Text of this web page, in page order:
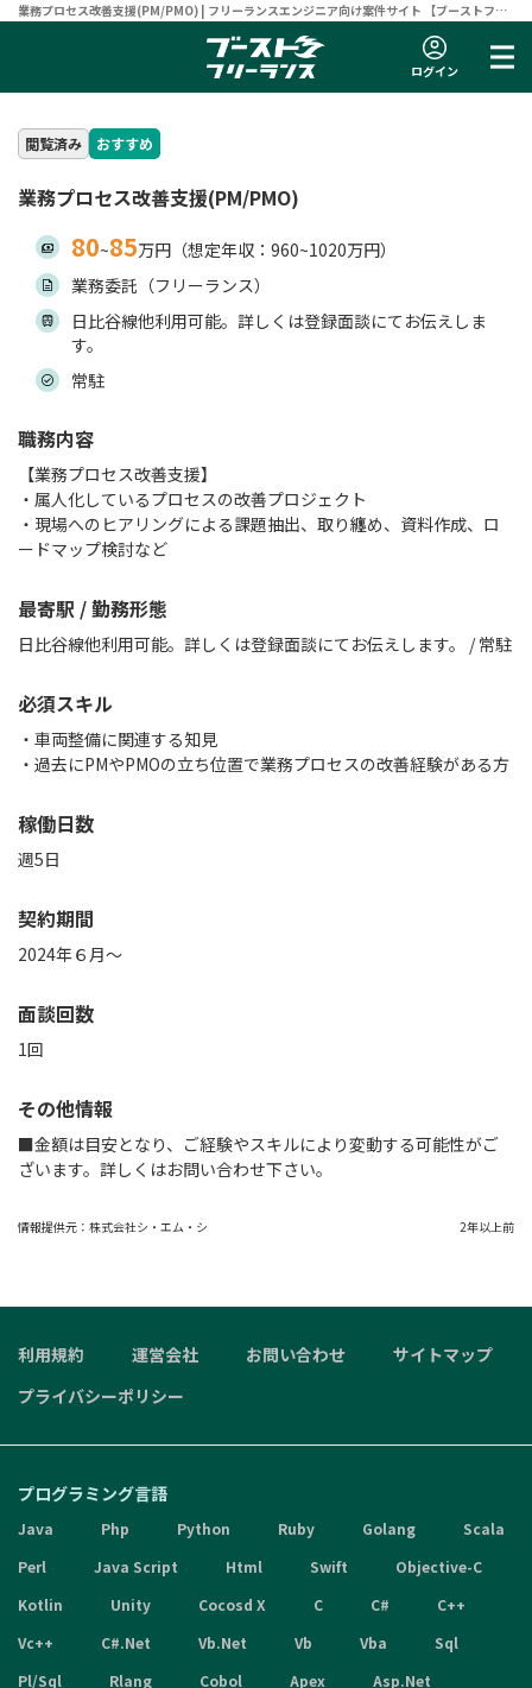
業務プロセス改善支援(PM/PMO) | フリーランスエンジニア向け案件サイト 【ブーストフリ
ログイン
閲覧済み おすすめ
業務プロセス改善支援(PM/PMO)
80~85万円（想定年収：960~1020万円）
業務委託（フリーランス）
日比谷線他利用可能。詳しくは登録面談にてお伝えしま
す。
常駐
職務内容
【業務プロセス改善支援】
・属人化しているプロセスの改善プロジェクト
・現場へのヒアリングによる課題抽出、取り纏め、資料作成、ロ
ードマップ検討など
最寄駅 / 勤務形態
日比谷線他利用可能。詳しくは登録面談にてお伝えします。 / 常駐
必須スキル
・車両整備に関連する知見
・過去にPMやPMOの立ち位置で業務プロセスの改善経験がある方
稼働日数
週5日
契約期間
2024年６月～
面談回数
1回
その他情報
■金額は目安となり、ご経験やスキルにより変動する可能性がご
ざいます。詳しくはお問い合わせ下さい。
情報提供元： 株式会社シ・エム・シ 2年以上前
利用規約 運営会社 お問い合わせ
サイトマップ
プライバシーポリシー
プログラミング言語
Java Php Python Ruby Golang
Scala
Perl
Java Script Html Swift
Objective-C
Kotlin
Unity Cocosd X C C#
C++
Vc++
C#.Net Vb.Net Vb Vba
Sql
Pl/Sql
Rlang Cobol Apex
Asp.Net